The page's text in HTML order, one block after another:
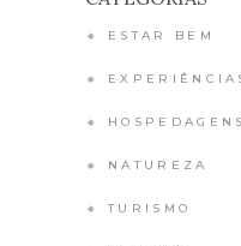
🔸 ESTAR BEM
🔸
🔸 HOSPEDAGENS
🔸 NATUREZA
🔸 TURISMO